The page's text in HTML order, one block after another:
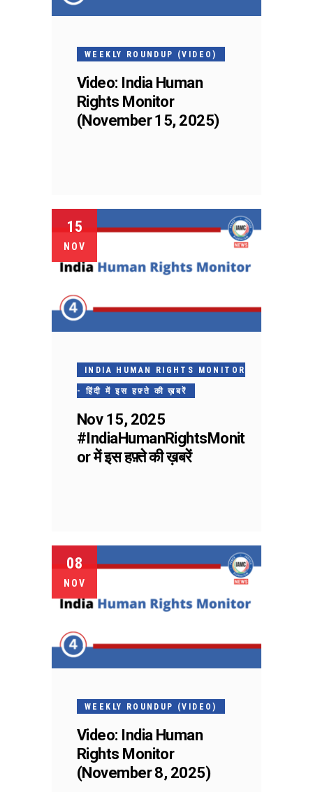
WEEKLY ROUNDUP (VIDEO)
Video: India Human
Rights Monitor
(November 15, 2025)
15
NOV
INDIA HUMAN RIGHTS MONITOR
- हिंदी में इस हफ़्ते की ख़बरें
Nov 15, 2025
#IndiaHumanRightsMonit
or में इस हफ़्ते की ख़बरें
08
NOV
WEEKLY ROUNDUP (VIDEO)
Video: India Human
Rights Monitor
(November 8, 2025)